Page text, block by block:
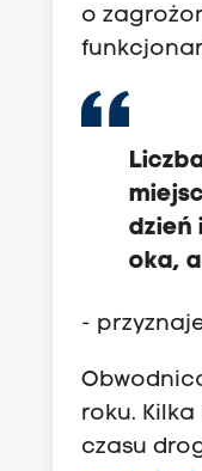
o
dzień
oka,
-
roku.
czasu